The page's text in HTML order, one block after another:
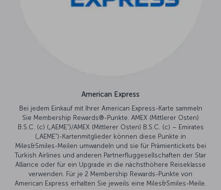
American Express
Bei jedem Einkauf mit Ihrer American Express-Karte sammeln
Sie Membership Rewards®-Punkte. AMEX (Mittlerer Osten)
B.S.C. (c) („AEME“)/AMEX (Mittlerer Osten) B.S.C. (c) – Emirates
(„AEME“)-Kartenmitglieder können diese Punkte in
Miles&Smiles-Meilen umwandeln und sie für Prämientickets bei
Turkish Airlines und anderen Partnerfluggesellschaften der Star
Alliance oder für ein Upgrade in die nächsthöhere Reiseklasse
verwenden. Für je 2 Membership Rewards-Punkte von
American Express erhalten Sie jeweils eine Miles&Smiles-Meile.